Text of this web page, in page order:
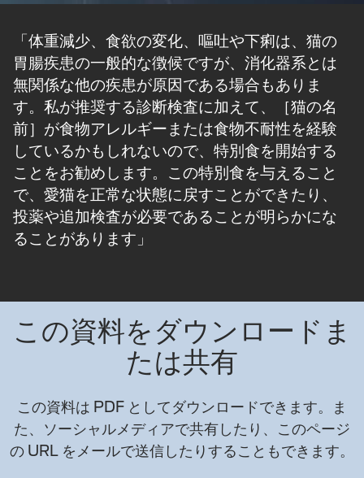
「体重減少、食欲の変化、嘔吐や下痢は、猫の
胃腸疾患の一般的な徴候ですが、消化器系とは
無関係な他の疾患が原因である場合もありま
す。私が推奨する診断検査に加えて、［猫の名
前］が食物アレルギーまたは食物不耐性を経験
しているかもしれないので、特別食を開始する
ことをお勧めします。この特別食を与えること
で、愛猫を正常な状態に戻すことができたり、
投薬や追加検査が必要であることが明らかにな
ることがあります」
この資料をダウンロードま
たは共有
この資料は PDF としてダウンロードできます。ま
た、ソーシャルメディアで共有したり、このページ
の URL をメールで送信したりすることもできます。